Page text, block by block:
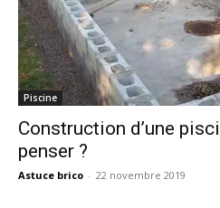
Piscine
Construction d’une
penser ?
Astuce brico - 22 novembre 2019